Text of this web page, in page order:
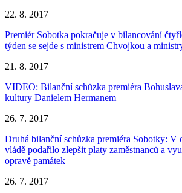
22. 8. 2017
Premiér Sobotka pokračuje v bilancování
týden se sejde s ministrem Chvojkou a
21. 8. 2017
VIDEO: Bilanční schůzka premiéra
kultury Danielem Hermanem
26. 7. 2017
Druhá bilanční schůzka premiéra Sobotky: V
vládě podařilo zlepšit platy zaměstnanců a
opravě památek
26. 7. 2017